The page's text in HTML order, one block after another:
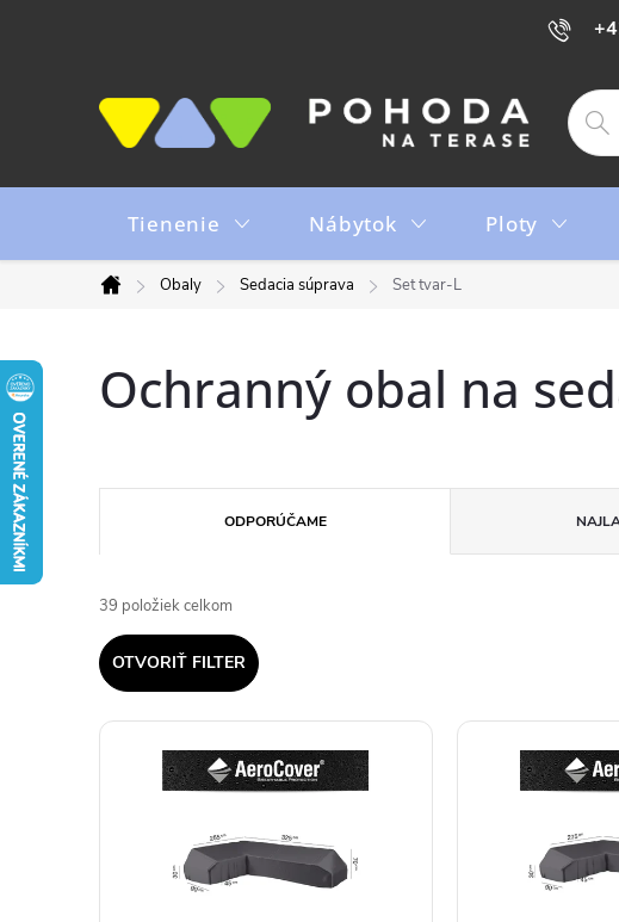
Tienenie Nábytok Ploty
Domov
Obaly Sedacia súprava Set tvar-L
Ochranný obal na
a
d
e
ODPORÚČAME
39 položiek celkom
OTVORIŤ FILTER
V